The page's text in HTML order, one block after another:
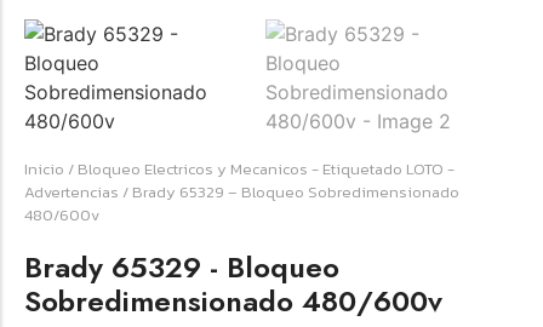
☆☆☆ ☆☆
Raychem HVT-Z-253/353-G – PUNTA
TERMINAL UNIP INT 35KV 2/0-350 MCM
(3UND/KIT)
para conexiones eléctricas, terminaciones y empalmes
industriales. Consulte este producto en Jprintech…
Add to Cart
Inicio / Bloqueo Electricos y Mecanicos - Etiquetado LOTO -
Advertencias / Brady 65329 – Bloqueo Sobredimensionado
480/600v
Brady 65329 - Bloqueo
Sobredimensionado 480/600v